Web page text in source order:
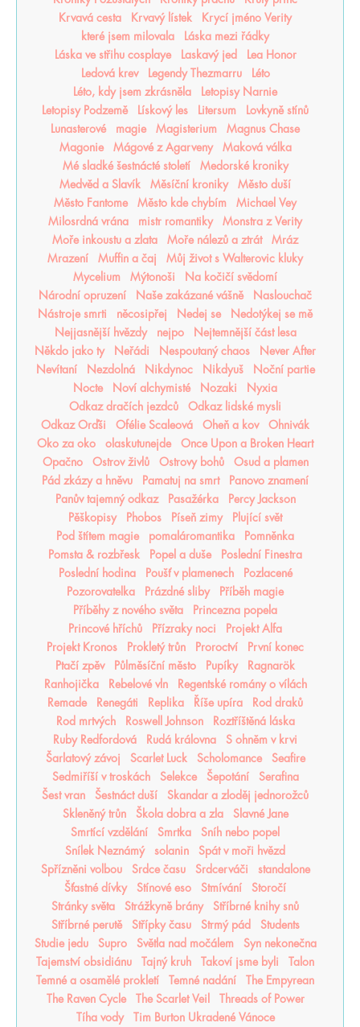
Krvavá cesta
Krvavý lístek
Krycí jméno Verity
které jsem milovala
Láska mezi řádky
Láska ve střihu cosplaye
Laskavý jed
Lea Honor
Ledová krev
Legendy Thezmarru
Léto
Léto, kdy jsem zkrásněla
Letopisy Narnie
Letopisy Podzemě
Lískový les Litersum
Lovkyně stínů
Lunasterové
magie Magisterium
Magnus Chase
Magonie
Mágové z Agarveny
Maková válka
Mé sladké šestnácté století
Medorské kroniky
Medvěd a Slavík
Měsíční kroniky
Město duší
Město Fantome
Město kde chybím
Michael Vey
Milosrdná vrána
mistr romantiky
Monstra z Verity
Moře inkoustu a zlata
Moře nálezů a ztrát
Mráz
Mrazení
Muffin a čaj
Můj život s Walterovic kluky
Mycelium
Mýtonoši
Na kočičí svědomí
Národní opruzení
Naše zakázané vášně
Naslouchač
Nástroje smrti
něcosipřej Nedej se
Nedotýkej se mě
Nejjasnější hvězdy
nejpo
Nejtemnější část lesa
Někdo jako ty
Neřádi Nespoutaný chaos
Never After
Nevítaní
Nezdolná Nikdynoc Nikdyuš
Noční partie
Nocte
Noví alchymisté Nozaki
Nyxia
Odkaz dračích jezdců
Odkaz lidské mysli
Odkaz Orďši
Ofélie Scaleová Oheň a kov
Ohnivák
Oko za oko
olaskutunejde
Once Upon a Broken Heart
Opačno
Ostrov živlů Ostrovy bohů
Osud a plamen
Pád zkázy a hněvu
Pamatuj na smrt
Panovo znamení
Panův tajemný odkaz
Pasažérka
Percy Jackson
Pěškopisy
Phobos Píseň zimy
Plující svět
Pod štítem magie
pomaláromantika
Pomněnka
Pomsta & rozbřesk
Popel a duše
Poslední Finestra
Poslední hodina
Poušť v plamenech
Pozlacené
Pozorovatelka
Prázdné sliby
Příběh magie
Příběhy z nového světa
Princezna popela
Princové hříchů
Přízraky noci
Projekt Alfa
Projekt Kronos
Prokletý trůn Proroctví
První konec
Ptačí zpěv
Půlměsíční město Pupíky
Ragnarök
Ranhojička
Rebelové vln
Regentské romány o vílách
Remade
Renegáti Replika Říše upíra
Rod draků
Rod mrtvých
Roswell Johnson
Roztříštěná láska
Ruby Redfordová
Rudá královna
S ohněm v krvi
Šarlatový závoj
Scarlet Luck Scholomance
Seafire
Sedmiříší v troskách
Selekce Šepotání
Serafina
Šest vran
Šestnáct duší
Skandar a zloděj jednorožců
Skleněný trůn
Škola dobra a zla
Slavné Jane
Smrtící vzdělání
Smrtka
Sníh nebo popel
Snílek Neznámý
solanin
Spát v moři hvězd
Spřízněni volbou
Srdce času Srdcerváči
standalone
Šťastné dívky
Stínové eso Stmívání
Storočí
Stránky světa
Strážkyně brány
Stříbrné knihy snů
Stříbrné perutě
Střípky času Strmý pád
Students
Studie jedu
Supro Světla nad močálem
Syn nekonečna
Tajemství obsidiánu
Tajný kruh Takoví jsme byli
Talon
Temné a osamělé prokletí
Temné nadání
The Empyrean
The Raven Cycle
The Scarlet Veil
Threads of Power
Tíha vody
Tim Burton Ukradené Vánoce